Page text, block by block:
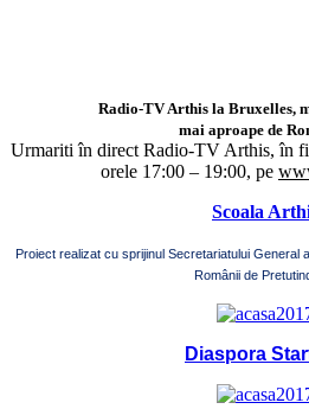
Radio-TV Arthis la Bruxelles,
mai aproape de
Urmariti în direct Radio-TV Arthis, în
orele 17:00 – 19:00, pe
Scoala
Proiect realizat cu sprijinul Secretariatului General
Românii de
Diaspora